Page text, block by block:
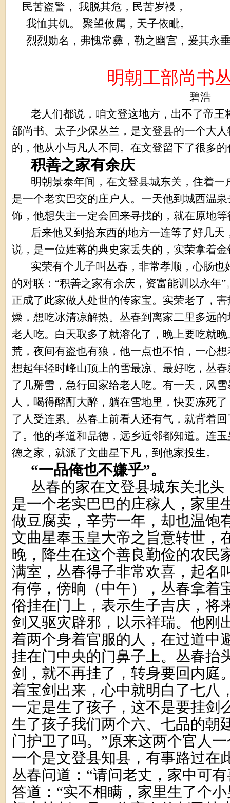
民苦盗警， 我脱其危，民苦岁祲，
我恤其饥。 聚望攸属，天子依毗。
烈烈勋名，弗愧常彝，勒之幽宫，爰其永
明朝工部尚书
碧浩
老人们都说，咱文登这地方，出不了帝
部尚书、太子少保丛兰，是文登县的一个大
的，他从小与凡人不同。在文登留下了很多
积善之家有余庆
明朝景泰年间，在文登县城东关，住着
是一个老实巴交的庄户人。一天他到城西温
饰，他想失主一定会回来寻找的，就在原地
后来他又到拾东西的地方一连等了好几
说，是一位姓蒋的典史家丢失的，实荣拿着
实荣有个儿子叫丛春，非常孝顺，心肠
的对联：“积善之家有余庆，资富能训以永年
正成了此家做人处世的传家宝。实荣老了，
燥，想吃冰清凉解热。丛春到离家二里多远
老人吃。白天取多了就溶化了，晚上要吃就
荒，夜间有盗也有狼，他一点也不怕，一心
想起年轻时峰山顶上的雪最凉、最好吃，丛
了几掰雪，急行回家给老人吃。有一天，风
人，喝得酩酊大醉，躺在雪地里，快要冻死
了人受连累。丛春上前看人还有气，就背着
了。他的孝道和品德，远乡近邻都知道。连
德之家，就派了文曲星下凡，到他家投生。
“一品俺也不嫌乎”。
丛春的家在文登县城东关北头
是一个老实巴巴的庄稼人，家里
做豆腐卖，辛劳一年，却也温饱
文曲星奉玉皇大帝之旨意转世，
晚，降生在这个善良勤俭的农民
满室，丛春得子非常欢喜，起名
有停，傍晌（中午），丛春拿着
俗挂在门上，表示生子吉庆，将
剑又驱灾辟邪，以示祥瑞。他刚
着两个身着官服的人，在过道中
挂在门中央的门鼻子上。丛春抬
剑，就不再挂了，转身要回内庭
着宝剑出来，心中就明白了七八
一定是生了孩子，这不是要挂剑
生了孩子我们两个六、七品的朝
门护卫了吗。”原来这两个官人
一个是文登县知县，有事路过在
丛春问道：“请问老丈，家中可
答道：“实不相瞒，家里生了个